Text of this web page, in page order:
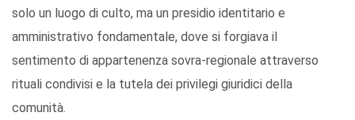
solo un luogo di culto, ma un presidio identitario e
amministrativo fondamentale, dove si forgiava il
sentimento di appartenenza sovra-regionale attraverso
rituali condivisi e la tutela dei privilegi giuridici della
comunità.